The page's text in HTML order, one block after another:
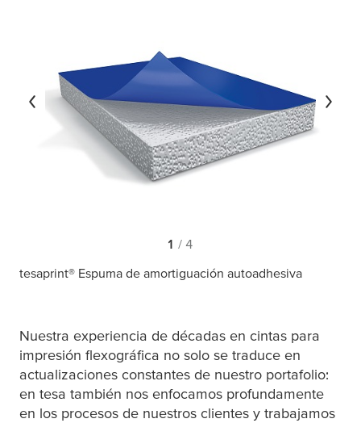
1 / 4
tesaprint® Espuma de amortiguación autoadhesiva
Nuestra experiencia de décadas en cintas para
impresión flexográfica no solo se traduce en
actualizaciones constantes de nuestro portafolio:
en tesa también nos enfocamos profundamente
en los procesos de nuestros clientes y trabajamos